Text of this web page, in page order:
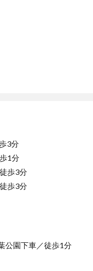
3分
1分
歩3分
歩3分
公園下車／徒歩1分